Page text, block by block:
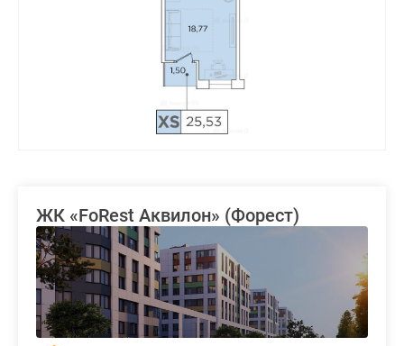
ЖК «FoRest Аквилон» (Форест)